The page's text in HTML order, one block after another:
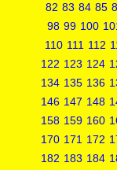
82 83 84 85
98 99 100
110 111 112
122 123 124
134 135 136
146 147 148
158 159 160
170 171 172
182 183 184